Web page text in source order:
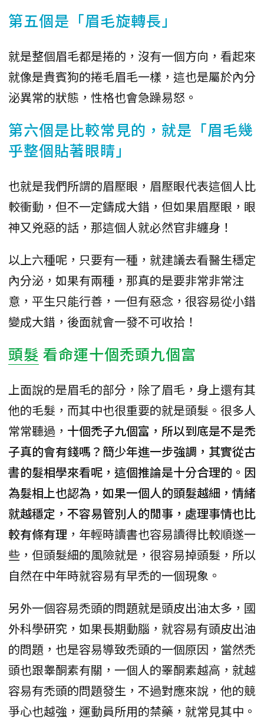
第五個是「眉毛旋轉長」
就是整個眉毛都是捲的，沒有一個方向，看起來
就像是貴賓狗的捲毛眉毛一樣，這也是屬於內分
泌異常的狀態，性格也會急躁易怒。
第六個是比較常見的，就是「眉毛幾
乎整個貼著眼睛」
也就是我們所謂的眉壓眼，眉壓眼代表這個人比
較衝動，但不一定鑄成大錯，但如果眉壓眼，眼
神又兇惡的話，那這個人就必然官非纏身！
以上六種呢，只要有一種，就建議去看醫生穩定
內分泌，如果有兩種，那真的是要非常非常注
意，平生只能行善，一但有惡念，很容易從小錯
變成大錯，後面就會一發不可收拾！
頭髮 看命運十個禿頭九個富
上面說的是眉毛的部分，除了眉毛，身上還有其
他的毛髮，而其中也很重要的就是頭髮。很多人
常常聽過， 十個禿子九個富，所以到底是不是禿
子真的會有錢嗎？簡少年進一步強調，其實從古
書的髮相學來看呢，這個推論是十分合理的。因
為髮相上也認為，如果一個人的頭髮越細，情緒
就越穩定，不容易管別人的閒事，處理事情也比
較有條有理 ，年輕時讀書也容易讀得比較順遂一
些，但頭髮細的風險就是，很容易掉頭髮，所以
自然在中年時就容易有早禿的一個現象。
另外一個容易禿頭的問題就是頭皮出油太多，國
外科學研究，如果長期動腦，就容易有頭皮出油
的問題，也是容易導致禿頭的一個原因，當然禿
頭也跟睾酮素有關，一個人的睪酮素越高，就越
容易有禿頭的問題發生，不過對應來說，他的競
爭心也越強，運動員所用的禁藥，就常見其中。